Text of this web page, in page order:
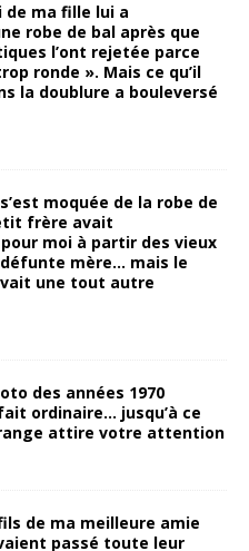
de ma fille lui a
robe de bal après que
l’ont rejetée parce
ronde ». Mais ce qu’il
la doublure a bouleversé
moquée de la robe de
frère avait
moi à partir des vieux
mère… mais le
une tout autre
des années 1970
ordinaire… jusqu’à ce
attire votre attention
de ma meilleure amie
passé toute leur